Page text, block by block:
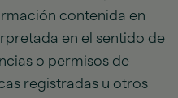
contenida en
en el sentido de
o permisos de
registradas u otros